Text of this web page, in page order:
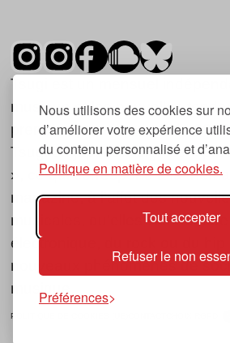
Nous utilisons des cookies sur
d’améliorer votre expérience
du contenu personnalisé et
Politique en matière de cookies.
Tout accepter
Refuser le non
Préférences
Tsugi est un mensuel
musique et les nouvelles
première parution date de
Tsugi en japonais signifie «
», ce qui correspond à la
magazine, à l’affût des
musicales, qu’elles viennent de
électronique, du rock ou du hip
nouveaux phénomènes de
musique.
POLITIQUE DE COOKIES (UE)